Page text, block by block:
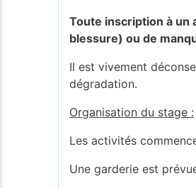
Toute inscription à un
blessure) ou de
Il est vivement
dégradation.
Organisation du stage :
Les activités
Une garderie est